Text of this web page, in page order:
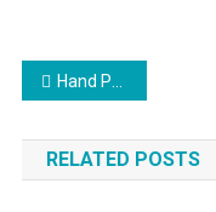
Navigasi
pos
Hand Phone Trending yang Merubah Gaya Hidup Anda
RELATED POSTS